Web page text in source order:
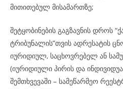
მითითებულ მისამართზე;
შეტყობინების გაგზავნის დროს
ტრიბუნალის”თვის ადრესატის
იურიდიულ, საცხოვრებელ ან
(იურიდიული პირის და
შემთხვევაში – სამეწარმეო